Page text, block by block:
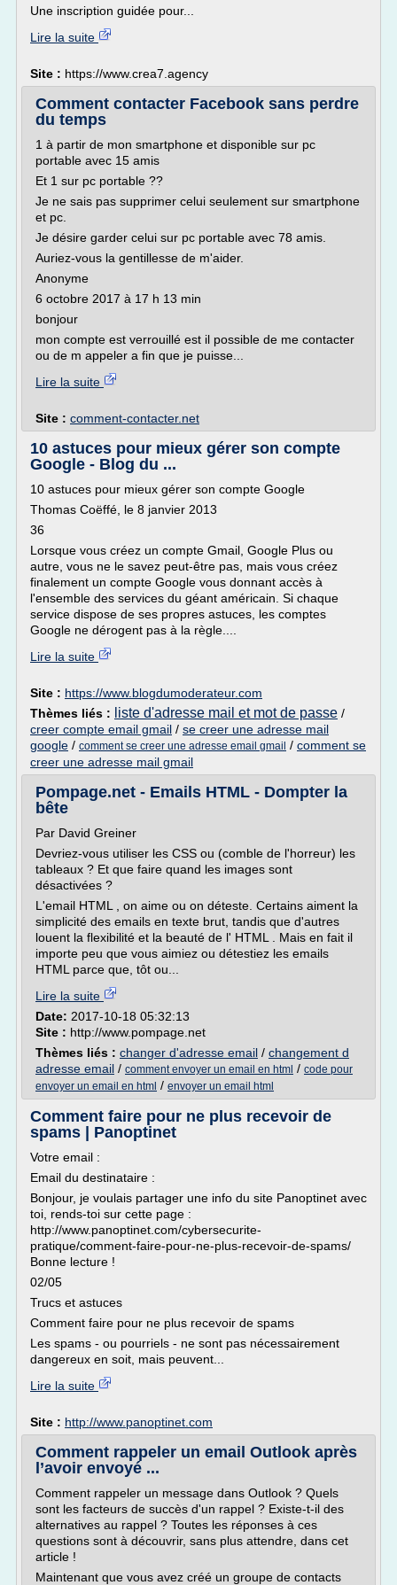
Une inscription guidée pour...
Lire la suite
Site : https://www.crea7.agency
Comment contacter Facebook sans perdre
du temps
1 à partir de mon smartphone et disponible sur pc
portable avec 15 amis
Et 1 sur pc portable ??
Je ne sais pas supprimer celui seulement sur smartphone
et pc.
Je désire garder celui sur pc portable avec 78 amis.
Auriez-vous la gentillesse de m'aider.
Anonyme
6 octobre 2017 à 17 h 13 min
bonjour
mon compte est verrouillé est il possible de me contacter
ou de m appeler a fin que je puisse...
Lire la suite
Site : comment-contacter.net
10 astuces pour mieux gérer son compte
Google - Blog du ...
10 astuces pour mieux gérer son compte Google
Thomas Coëffé, le 8 janvier 2013
36
Lorsque vous créez un compte Gmail, Google Plus ou
autre, vous ne le savez peut-être pas, mais vous créez
finalement un compte Google vous donnant accès à
l'ensemble des services du géant américain. Si chaque
service dispose de ses propres astuces, les comptes
Google ne dérogent pas à la règle....
Lire la suite
Site : https://www.blogdumoderateur.com
Thèmes liés :
liste d'adresse mail et mot de passe /
creer compte email gmail / se creer une adresse mail
google / comment se creer une adresse email gmail / comment se
creer une adresse mail gmail
Pompage.net - Emails HTML - Dompter la
bête
Par David Greiner
Devriez-vous utiliser les CSS ou (comble de l'horreur) les
tableaux ? Et que faire quand les images sont
désactivées ?
L'email HTML , on aime ou on déteste. Certains aiment la
simplicité des emails en texte brut, tandis que d'autres
louent la flexibilité et la beauté de l' HTML . Mais en fait il
importe peu que vous aimiez ou détestiez les emails
HTML parce que, tôt ou...
Lire la suite
Date: 2017-10-18 05:32:13
Site : http://www.pompage.net
Thèmes liés : changer d'adresse email / changement d
adresse email / comment envoyer un email en html / code pour
envoyer un email en html / envoyer un email html
Comment faire pour ne plus recevoir de
spams | Panoptinet
Votre email :
Email du destinataire :
Bonjour, je voulais partager une info du site Panoptinet avec
toi, rends-toi sur cette page :
http://www.panoptinet.com/cybersecurite-
pratique/comment-faire-pour-ne-plus-recevoir-de-spams/
Bonne lecture !
02/05
Trucs et astuces
Comment faire pour ne plus recevoir de spams
Les spams - ou pourriels - ne sont pas nécessairement
dangereux en soit, mais peuvent...
Lire la suite
Site : http://www.panoptinet.com
Comment rappeler un email Outlook après
l’avoir envoyé ...
Comment rappeler un message dans Outlook ? Quels
sont les facteurs de succès d'un rappel ? Existe-t-il des
alternatives au rappel ? Toutes les réponses à ces
questions sont à découvrir, sans plus attendre, dans cet
article !
Maintenant que vous avez créé un groupe de contacts